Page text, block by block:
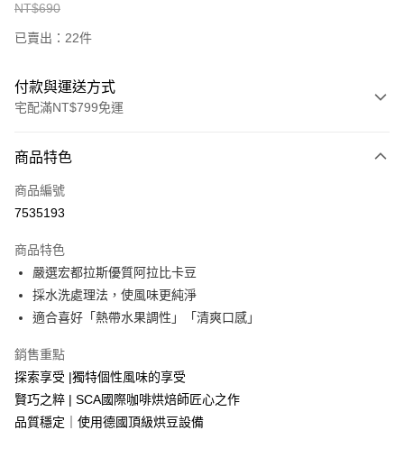
NT$690
已賣出：22件
付款與運送方式
宅配滿NT$799免運
信用卡一次付款
信用卡分期付款
合作金庫商業銀行
華南商業銀行
上海商業儲蓄銀行
國泰世華商業銀行
兆豐國際商業銀行
匯豐（台灣）商業銀行
聯邦商業銀行
元大商業銀行
永豐商業銀行
玉山商業銀行
台新國際商業銀行
LINE Pay
Apple Pay
台灣本島
每筆NT$150，滿NT$799(含以上)免運費
離島（澎湖、金門、馬祖、小琉球、綠島、蘭嶼）
商品特色
商品編號
7535193
商品特色
嚴選宏都拉斯優質阿拉比卡豆
採水洗處理法，使風味更純淨
適合喜好「熱帶水果調性」「清爽口感」
銷售重點
探索享受 |獨特個性風味的享受
賢巧之粹 | SCA國際咖啡烘焙師匠心之作
品質穩定｜使用德國頂級烘豆設備